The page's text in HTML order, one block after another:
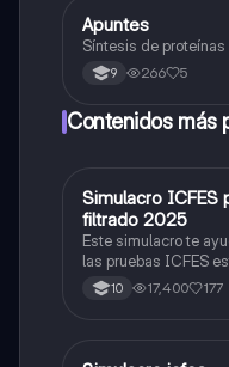
Biologia
Apuntes
Síntesis de
9 266 5
Contenidos más
ICFES: Matemáticas
Simulacro ICFES
filtrado 2025
Este simulacro te
las pruebas ICFES
500/500. Y poder
quieras, estudiar la
10 17,400 177